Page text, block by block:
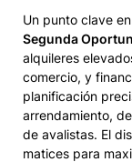
Un punto clave
Segunda
alquileres
comercio, y
planificación
arrendamiento,
de avalistas. El
matices para